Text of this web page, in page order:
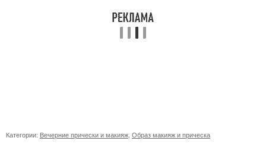
Категории: Вечерние прически и макияж, Образ макияж и прическа